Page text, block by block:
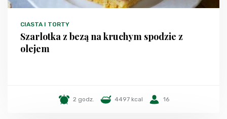
CIASTA I TORTY
Szarlotka z bezą na kruchym spodzie z
olejem
2 godz. 4497 kcal 16